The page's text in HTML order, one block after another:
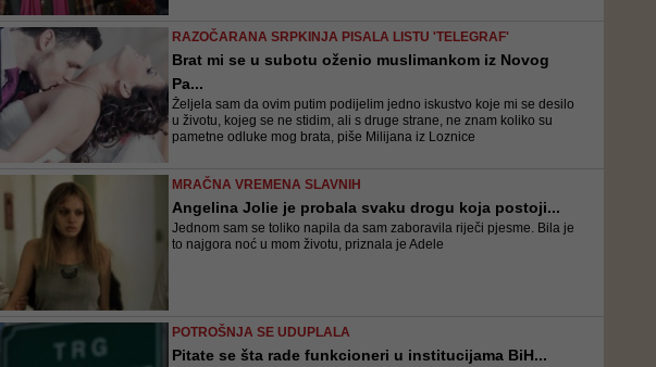
RAZOČARANA SRPKINJA PISALA LISTU 'TELEGRAF'
Brat mi se u subotu oženio muslimankom iz Novog
Pa...
Željela sam da ovim putim podijelim jedno iskustvo koje mi se desilo
u životu, kojeg se ne stidim, ali s druge strane, ne znam koliko su
pametne odluke mog brata, piše Milijana iz Loznice
MRAČNA VREMENA SLAVNIH
Angelina Jolie je probala svaku drogu koja postoji...
Jednom sam se toliko napila da sam zaboravila riječi pjesme. Bila je
to najgora noć u mom životu, priznala je Adele
POTROŠNJA SE UDUPLALA
Pitate se šta rade funkcioneri u institucijama BiH...